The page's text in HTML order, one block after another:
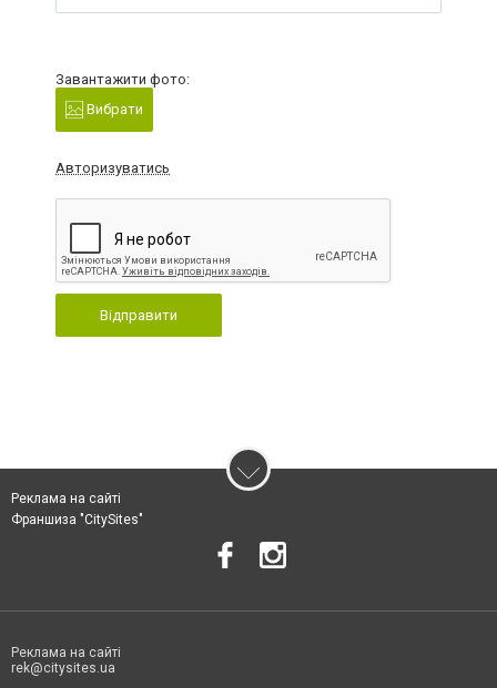
Завантажити фото:
Вибрати
Авторизуватись
Відправити
Реклама на сайті
Франшиза "CitySites"
Реклама на сайті
rek@citysites.ua